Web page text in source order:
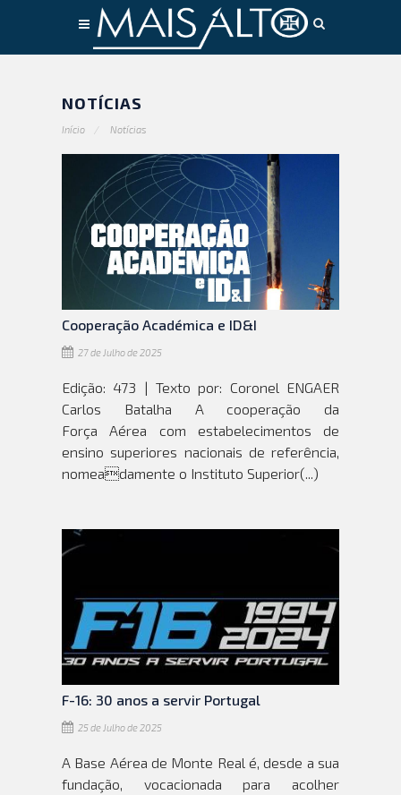
Conteúdo principal
NOTÍCIAS
Início Notícias
Cooperação Académica e ID&I
27 de Julho de 2025
Edição: 473 | Texto por: Coronel ENGAER
Carlos Batalha A cooperação da
Força Aérea com estabelecimentos de
ensino superiores nacionais de referência,
nomeadamente o Instituto Superior(...)
F-16: 30 anos a servir Portugal
25 de Julho de 2025
A Base Aérea de Monte Real é, desde a sua
fundação, vocacionada para acolher